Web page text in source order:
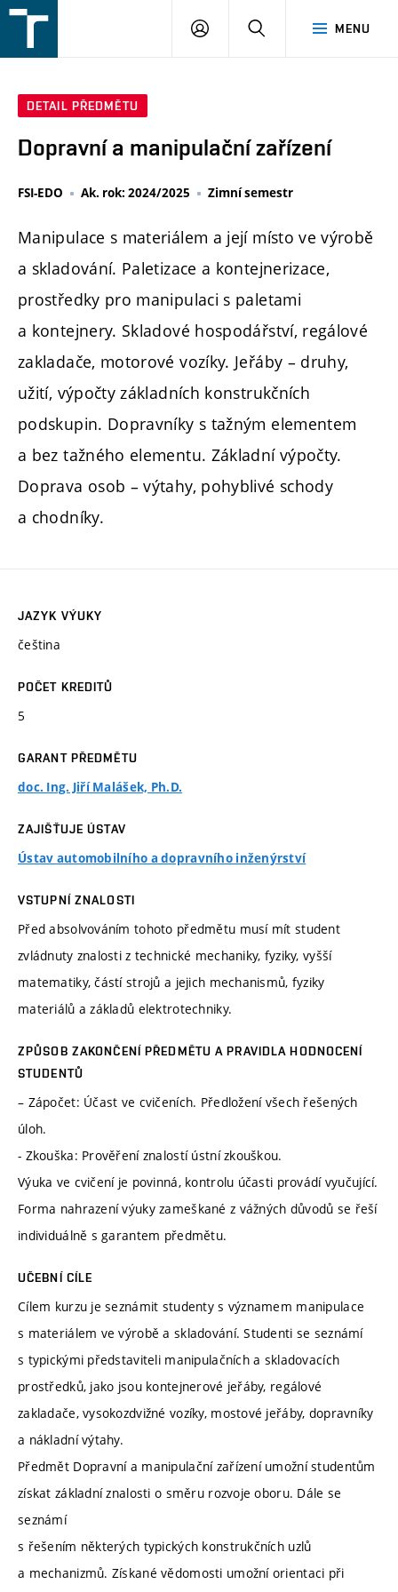
v
MENU
PŘIHLÁŠENÍ
DETAIL PŘEDMĚTU
Dopravní a manipulační zařízení
FSI-EDO Ak. rok: 2024/2025 Zimní semestr
Manipulace s materiálem a její místo ve výrobě
a skladování. Paletizace a kontejnerizace,
prostředky pro manipulaci s paletami
a kontejnery. Skladové hospodářství, regálové
zakladače, motorové vozíky. Jeřáby – druhy,
užití, výpočty základních konstrukčních
podskupin. Dopravníky s tažným elementem
a bez tažného elementu. Základní výpočty.
Doprava osob – výtahy, pohyblivé schody
a chodníky.
JAZYK VÝUKY
čeština
POČET KREDITŮ
5
GARANT PŘEDMĚTU
doc. Ing. Jiří Malášek, Ph.D.
ZAJIŠŤUJE ÚSTAV
Ústav automobilního a dopravního inženýrství
VSTUPNÍ ZNALOSTI
Před absolvováním tohoto předmětu musí mít student
zvládnuty znalosti z technické mechaniky, fyziky, vyšší
matematiky, částí strojů a jejich mechanismů, fyziky
materiálů a základů elektrotechniky.
ZPŮSOB ZAKONČENÍ PŘEDMĚTU A PRAVIDLA HODNOCENÍ
STUDENTŮ
– Zápočet: Účast ve cvičeních. Předložení všech řešených
úloh.
- Zkouška: Prověření znalostí ústní zkouškou.
Výuka ve cvičení je povinná, kontrolu účasti provádí vyučující.
Forma nahrazení výuky zameškané z vážných důvodů se řeší
individuálně s garantem předmětu.
UČEBNÍ CÍLE
Cílem kurzu je seznámit studenty s významem manipulace
s materiálem ve výrobě a skladování. Studenti se seznámí
s typickými představiteli manipulačních a skladovacích
prostředků, jako jsou kontejnerové jeřáby, regálové
zakladače, vysokozdvižné vozíky, mostové jeřáby, dopravníky
a nákladní výtahy.
Předmět Dopravní a manipulační zařízení umožní studentům
získat základní znalosti o směru rozvoje oboru. Dále se
seznámí
s řešením některých typických konstrukčních uzlů
a mechanizmů. Získané vědomosti umožní orientaci při